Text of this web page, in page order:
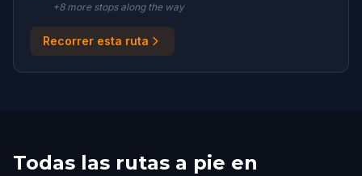
+8more stopsalong the way
Recorrer esta ruta
Todas las rutas a pie en